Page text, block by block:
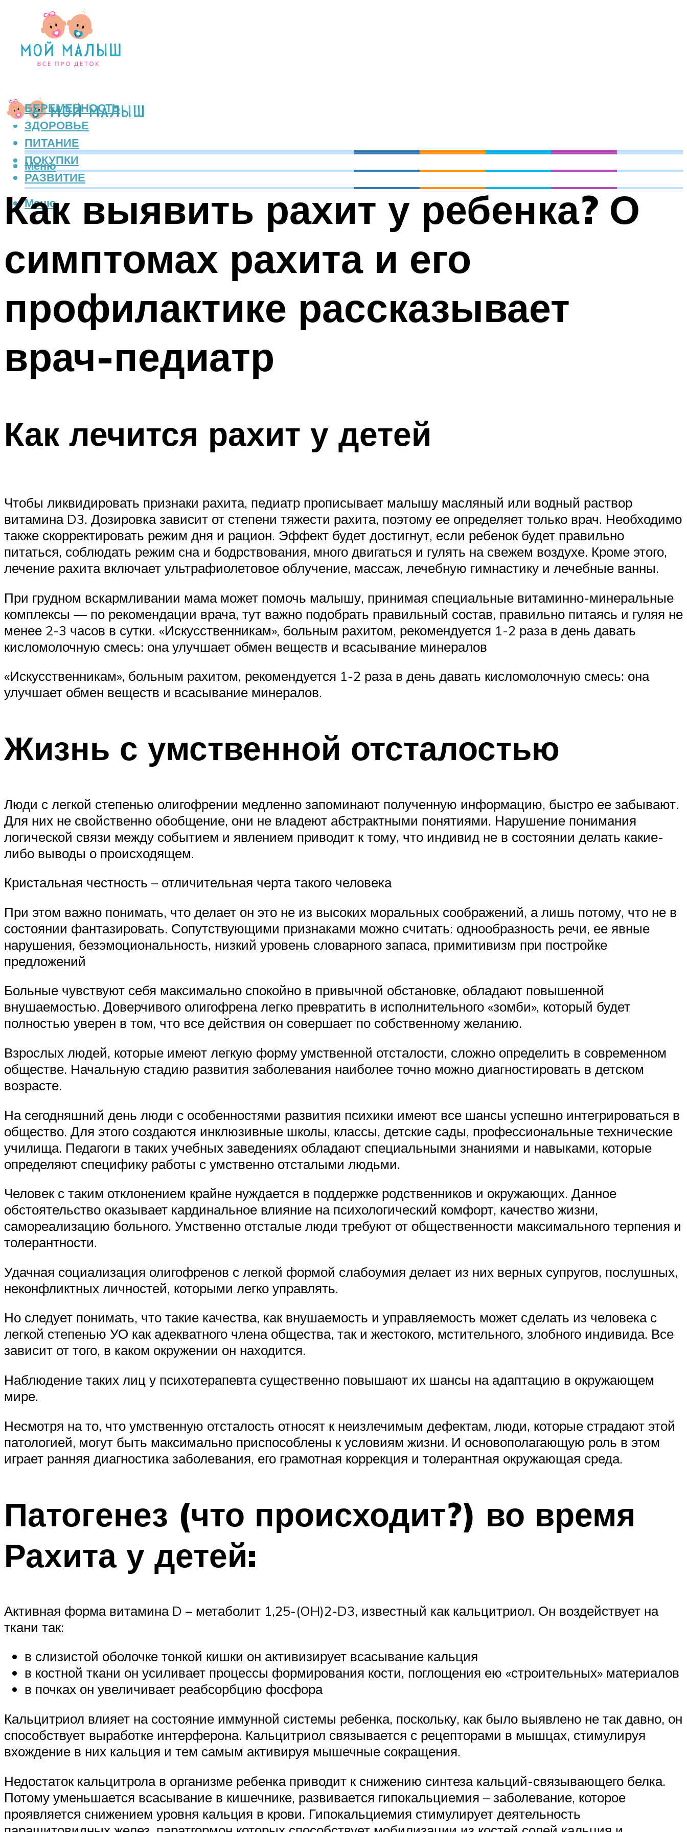
БЕРЕМЕННОСТЬ
ЗДОРОВЬЕ
ПИТАНИЕ
ПОКУПКИ
РАЗВИТИЕ
Меню
Меню
Как выявить рахит у ребенка? О
симптомах рахита и его
профилактике рассказывает
врач-педиатр
Как лечится рахит у детей
Чтобы ликвидировать признаки рахита, педиатр прописывает малышу масляный или водный раствор
витамина D3. Дозировка зависит от степени тяжести рахита, поэтому ее определяет только врач. Необходимо
также скорректировать режим дня и рацион. Эффект будет достигнут, если ребенок будет правильно
питаться, соблюдать режим сна и бодрствования, много двигаться и гулять на свежем воздухе. Кроме этого,
лечение рахита включает ультрафиолетовое облучение, массаж, лечебную гимнастику и лечебные ванны.
При грудном вскармливании мама может помочь малышу, принимая специальные витаминно-минеральные
комплексы — по рекомендации врача, тут важно подобрать правильный состав, правильно питаясь и гуляя не
менее 2-3 часов в сутки. «Искусственникам», больным рахитом, рекомендуется 1-2 раза в день давать
кисломолочную смесь: она улучшает обмен веществ и всасывание минералов
«Искусственникам», больным рахитом, рекомендуется 1-2 раза в день давать кисломолочную смесь: она
улучшает обмен веществ и всасывание минералов.
Жизнь с умственной отсталостью
Люди с легкой степенью олигофрении медленно запоминают полученную информацию, быстро ее забывают.
Для них не свойственно обобщение, они не владеют абстрактными понятиями. Нарушение понимания
логической связи между событием и явлением приводит к тому, что индивид не в состоянии делать какие-
либо выводы о происходящем.
Кристальная честность – отличительная черта такого человека
При этом важно понимать, что делает он это не из высоких моральных соображений, а лишь потому, что не в
состоянии фантазировать. Сопутствующими признаками можно считать: однообразность речи, ее явные
нарушения, безэмоциональность, низкий уровень словарного запаса, примитивизм при постройке
предложений
Больные чувствуют себя максимально спокойно в привычной обстановке, обладают повышенной
внушаемостью. Доверчивого олигофрена легко превратить в исполнительного «зомби», который будет
полностью уверен в том, что все действия он совершает по собственному желанию.
Взрослых людей, которые имеют легкую форму умственной отсталости, сложно определить в современном
обществе. Начальную стадию развития заболевания наиболее точно можно диагностировать в детском
возрасте.
На сегодняшний день люди с особенностями развития психики имеют все шансы успешно интегрироваться в
общество. Для этого создаются инклюзивные школы, классы, детские сады, профессиональные технические
училища. Педагоги в таких учебных заведениях обладают специальными знаниями и навыками, которые
определяют специфику работы с умственно отсталыми людьми.
Человек с таким отклонением крайне нуждается в поддержке родственников и окружающих. Данное
обстоятельство оказывает кардинальное влияние на психологический комфорт, качество жизни,
самореализацию больного. Умственно отсталые люди требуют от общественности максимального терпения и
толерантности.
Удачная социализация олигофренов с легкой формой слабоумия делает из них верных супругов, послушных,
неконфликтных личностей, которыми легко управлять.
Но следует понимать, что такие качества, как внушаемость и управляемость может сделать из человека с
легкой степенью УО как адекватного члена общества, так и жестокого, мстительного, злобного индивида. Все
зависит от того, в каком окружении он находится.
Наблюдение таких лиц у психотерапевта существенно повышают их шансы на адаптацию в окружающем
мире.
Несмотря на то, что умственную отсталость относят к неизлечимым дефектам, люди, которые страдают этой
патологией, могут быть максимально приспособлены к условиям жизни. И основополагающую роль в этом
играет ранняя диагностика заболевания, его грамотная коррекция и толерантная окружающая среда.
Патогенез (что происходит?) во время
Рахита у детей:
Активная форма витамина D – метаболит 1,25-(OH)2-D3, известный как кальцитриол. Он воздействует на
ткани так:
в слизистой оболочке тонкой кишки он активизирует всасывание кальция
в костной ткани он усиливает процессы формирования кости, поглощения ею «строительных» материалов
в почках он увеличивает реабсорбцию фосфора
Кальцитриол влияет на состояние иммунной системы ребенка, поскольку, как было выявлено не так давно, он
способствует выработке интерферона. Кальцитриол связывается с рецепторами в мышцах, стимулируя
вхождение в них кальция и тем самым активируя мышечные сокращения.
Недостаток кальцитрола в организме ребенка приводит к снижению синтеза кальций-связывающего белка.
Потому уменьшается всасывание в кишечнике, развивается гипокальциемия – заболевание, которое
проявляется снижением уровня кальция в крови. Гипокальциемия стимулирует деятельность